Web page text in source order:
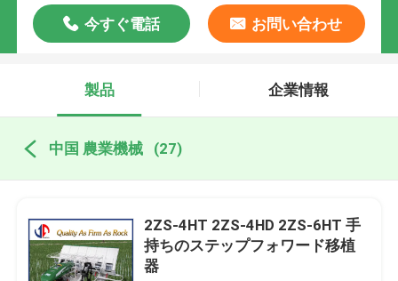
今すぐ電話 お問い合わせ
製品 企業情報
中国 農業機械 (27)
2ZS-4HT 2ZS-4HD 2ZS-6HT 手
持ちのステップフォワード移植
器